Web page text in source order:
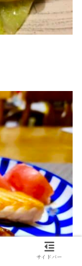
サイドバー